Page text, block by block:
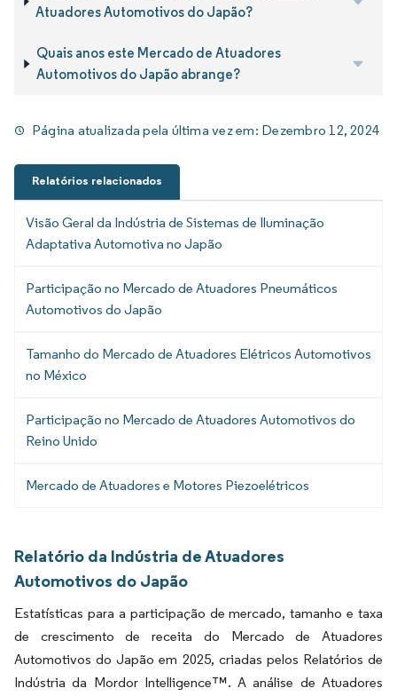
Atuadores Automotivos do Japão?
Quais anos este Mercado de Atuadores
Automotivos do Japão abrange?
Página atualizada pela última vez em: Dezembro 12, 2024
Relatórios relacionados
Visão Geral da Indústria de Sistemas de Iluminação
Adaptativa Automotiva no Japão
Participação no Mercado de Atuadores Pneumáticos
Automotivos do Japão
Tamanho do Mercado de Atuadores Elétricos Automotivos
no México
Participação no Mercado de Atuadores Automotivos do
Reino Unido
Mercado de Atuadores e Motores Piezoelétricos
Relatório da Indústria de Atuadores
Automotivos do Japão
Estatísticas para a participação de mercado, tamanho e taxa
de crescimento de receita do Mercado de Atuadores
Automotivos do Japão em 2025, criadas pelos Relatórios de
Indústria da Mordor Intelligence™. A análise de Atuadores